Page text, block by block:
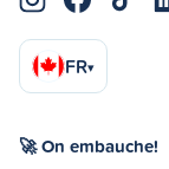
FR▾
🚀 On embauche!